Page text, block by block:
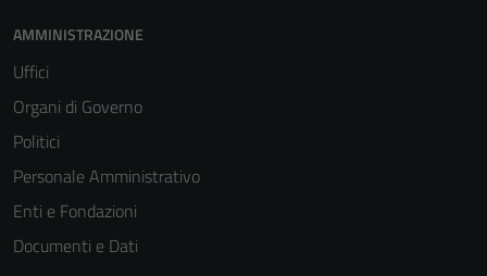
AMMINISTRAZIONE
Uffici
Organi di Governo
Politici
Personale Amministrativo
Enti e Fondazioni
Documenti e Dati